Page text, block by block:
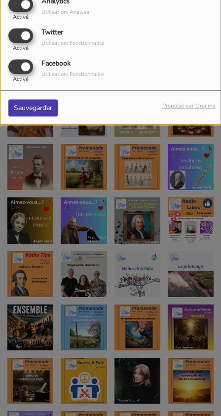
Activé
Utilisation: Analyse
Twitter
Activé
Utilisation: Fonctionnalité
Facebook
Activé
Utilisation: Fonctionnalité
Sauvegarder Propulsé par Orejime